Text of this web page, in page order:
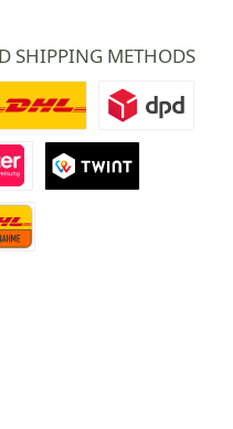
SHIPPING METHODS
direct
DPD